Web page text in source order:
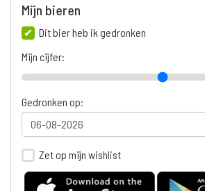
Mijn bieren
Dit bier heb ik gedronken
Mijn cijfer:
Gedronken op:
Zet op mijn wishlist